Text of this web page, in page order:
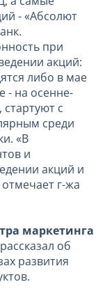
- «Абсолют
при
акций:
либо в мае
- на осенне-
с
среди
«В
и
акций и
г-жа
маркетинга
об
развития